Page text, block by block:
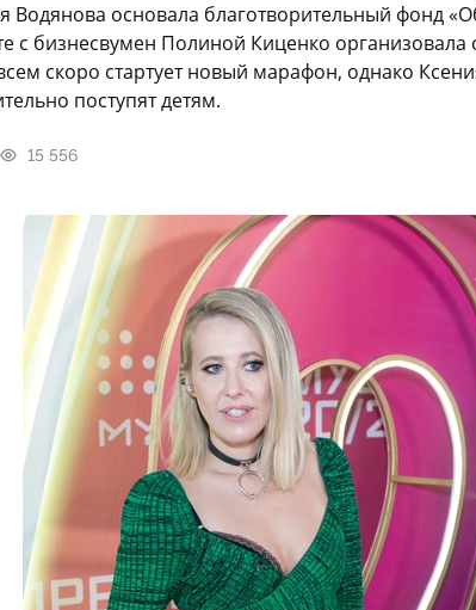
Водянова основала благотворительный фонд
с бизнесвумен Полиной Киценко
скоро стартует новый марафон, однако
поступят детям.
15 556